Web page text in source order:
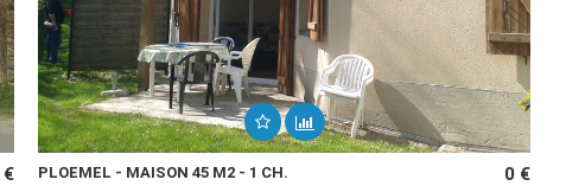
€ PLOEMEL - MAISON 45 M2 - 1 CH. 0 €